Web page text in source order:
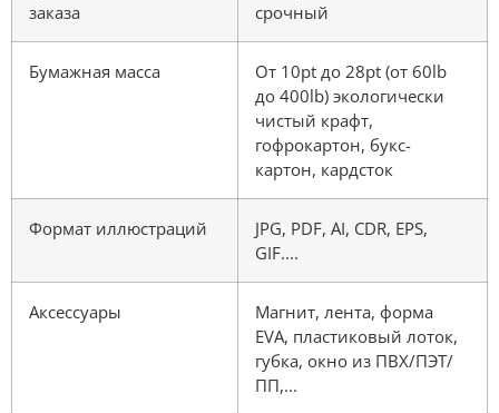
заказа
срочный
Бумажная масса
От 10pt до 28pt (от 60lb
до 400lb) экологически
чистый крафт,
гофрокартон, букс-
картон, кардсток
Формат иллюстраций
JPG, PDF, AI, CDR, EPS,
GIF....
Аксессуары
Магнит, лента, форма
EVA, пластиковый лоток,
губка, окно из ПВХ/ПЭТ/
ПП,...